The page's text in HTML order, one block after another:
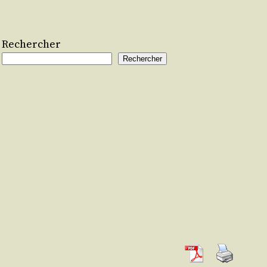
Rechercher
Rechercher